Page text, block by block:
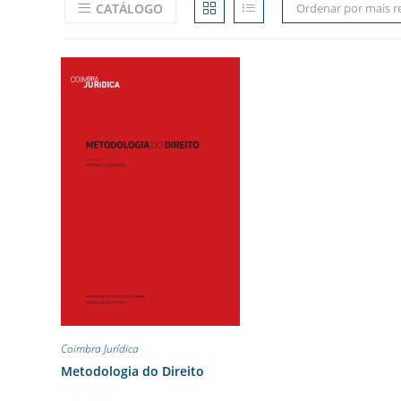
CATÁLOGO Ordenar por mais
Coimbra Jurídica
Metodologia do Direito